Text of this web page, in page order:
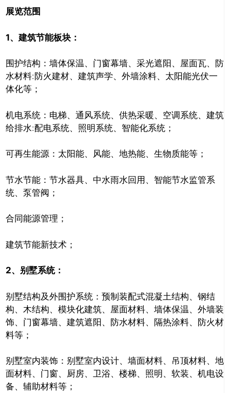
展览范围
1、 建筑节能板块：
围护结构：墙体保温、门窗幕墙、采光遮阳、屋面瓦、防
水材料:防火建材、建筑声学、外墙涂料、太阳能光伏一
体化等；
机电系统：电梯、通风系统、供热采暖、空调系统、建筑
给排水:配电系统、照明系统、智能化系统；
可再生能源：太阳能、风能、地热能、生物质能等；
节水节能：节水器具、中水雨水回用、智能节水监管系
统、泵管阀；
合同能源管理；
建筑节能新技术；
2、 别墅系统：
别墅结构及外围护系统：预制装配式混凝土结构、钢结
构、木结构、模块化建筑、屋面材料、墙体保温、外墙装
饰、门窗幕墙、建筑遮阳、防水材料、隔热涂料、防火材
料等；
别墅室内装饰：别墅室内设计、墙面材料、吊顶材料、地
面材料、门窗、厨房、卫浴、楼梯、照明、软装、机电设
备、辅助材料等；